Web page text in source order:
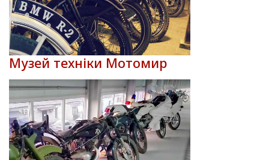
Музей техніки Мотомир